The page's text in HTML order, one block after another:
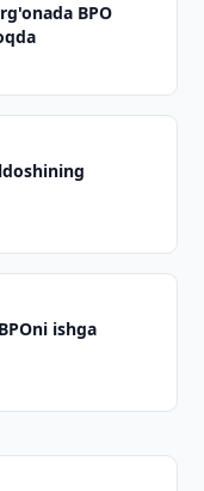
BPO
ishga